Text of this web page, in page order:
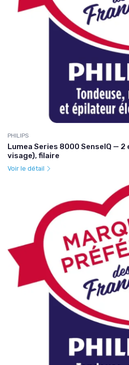
PHILIPS
Lumea Series 8000 SenseIQ —
visage), filaire
Voir le détail